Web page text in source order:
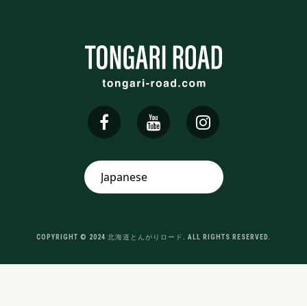
COPYRIGHT © 2024 北海道とんがりロード. ALL RIGHTS RESERVED.